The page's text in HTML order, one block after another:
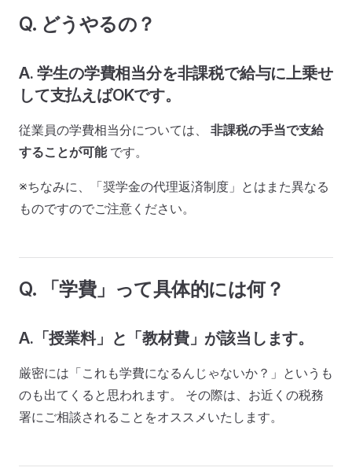
Q. どうやるの？
A. 学生の学費相当分を非課税で給与に上乗せ
して支払えばOKです。
従業員の学費相当分については、 非課税の手当で支給
することが可能です。
※ちなみに、「奨学金の代理返済制度」とはまた異なる
ものですのでご注意ください。
Q. 「学費」って具体的には何？
A.「授業料」と「教材費」が該当します。
厳密には「これも学費になるんじゃないか？」というも
のも出てくると思われます。 その際は、お近くの税務
署にご相談されることをオススメいたします。